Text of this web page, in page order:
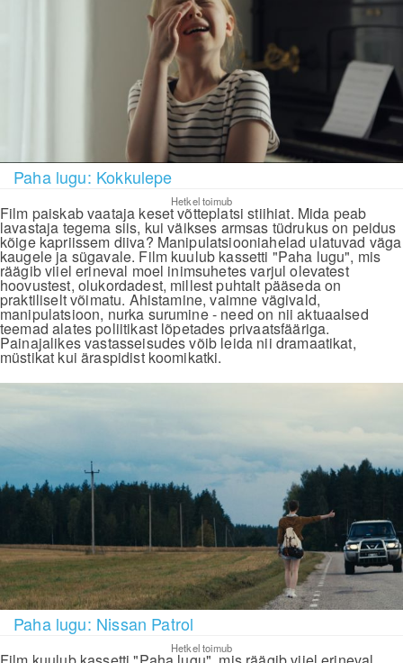
Paha lugu: Kokkulepe
Hetkel toimub
Film paiskab vaataja keset võtteplatsi stiihiat. Mida peab
lavastaja tegema siis, kui väikses armsas tüdrukus on peidus
kõige kapriissem diiva? Manipulatsiooniahelad ulatuvad väga
kaugele ja sügavale. Film kuulub kassetti "Paha lugu", mis
räägib viiel erineval moel inimsuhetes varjul olevatest
hoovustest, olukordadest, millest puhtalt pääseda on
praktiliselt võimatu. Ahistamine, vaimne vägivald,
manipulatsioon, nurka surumine - need on nii aktuaalsed
teemad alates poliitikast lõpetades privaatsfääriga.
Painajalikes vastasseisudes võib leida nii dramaatikat,
müstikat kui äraspidist koomikatki.
Paha lugu: Nissan Patrol
Hetkel toimub